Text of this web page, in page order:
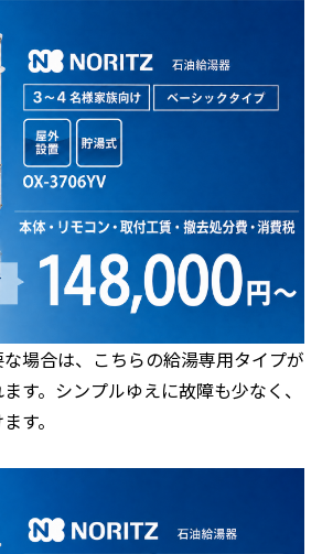
場合は、こちらの給湯専用タイプが
す。シンプルゆえに故障も少なく、
す。